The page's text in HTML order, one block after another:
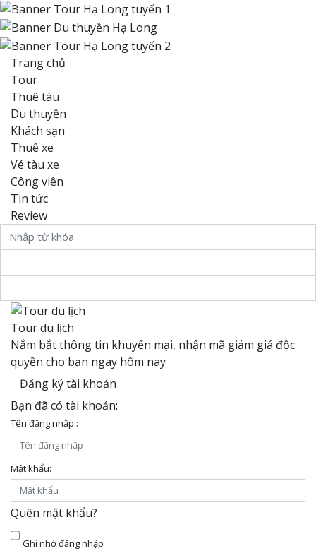
Trang chủ
Tour
Thuê tàu
Du thuyền
Khách sạn
Thuê xe
Vé tàu xe
Công viên
Tin tức
Review
Tour du lịch
Nắm bắt thông tin khuyến mại, nhận mã giảm giá độc
quyền cho bạn ngay hôm nay
Đăng ký tài khoản
Bạn đã có tài khoản:
Tên đăng nhập :
Mật khẩu:
Quên mật khẩu?
Ghi nhớ đăng nhập